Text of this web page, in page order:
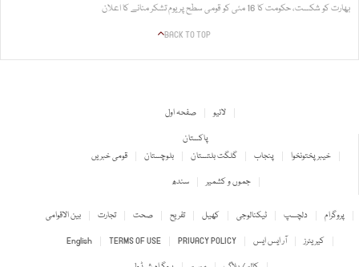
بھارت کو شکست، حکومت کا 16 مئی کو قومی سطح پر یوم تشکر منانے کا اعلان
BACK TO TOP
صفحہ اول
لائیو
پاکستان
قومی خبریں
بلوچستان گلگت بلتستان پنجاب
خیبر پختونخوا
سندھ
جموں و کشمیر
بین الاقوامی تجارت صحت تفریح کھیل ٹیکنالوجی دلچسپ
پروگرام
English
TERMS OF USE PRIVACY POLICY آر ایس ایس
کیریئرز